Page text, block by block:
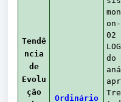
Tendê
ncia
de
Evolu
ção
Ordinário
02
do